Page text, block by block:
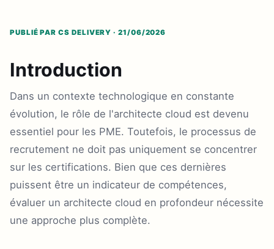
PUBLIÉ PAR CS DELIVERY · 21/06/2026
Introduction
Dans un contexte technologique en constante
évolution, le rôle de l'architecte cloud est devenu
essentiel pour les PME. Toutefois, le processus de
recrutement ne doit pas uniquement se concentrer
sur les certifications. Bien que ces dernières
puissent être un indicateur de compétences,
évaluer un architecte cloud en profondeur nécessite
une approche plus complète.